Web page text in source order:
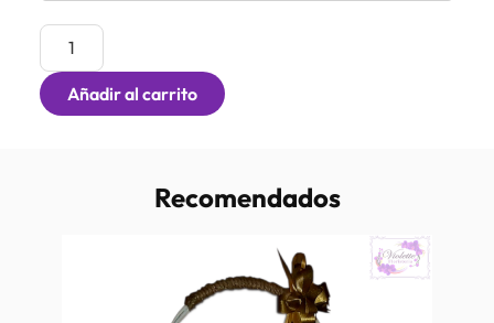
Añadir al carrito
Recomendados